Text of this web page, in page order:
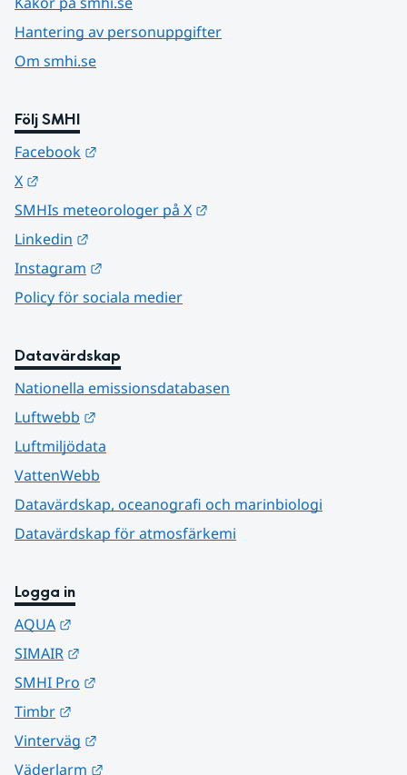
Hantering av personuppgifter
Om smhi.se
Följ SMHI
Facebook
X
SMHIs meteorologer på X
Linkedin
Instagram
Policy för sociala medier
Datavärdskap
Nationella emissionsdatabasen
Luftwebb
Luftmiljödata
VattenWebb
Datavärdskap, oceanografi och marinbiologi
Datavärdskap för atmosfärkemi
Logga in
AQUA
SIMAIR
SMHI Pro
Timbr
Vinterväg
Väderlarm